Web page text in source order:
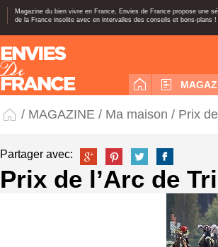
Magazine du bien vivre en France, Envies de France propose une
de la France insolite avec en intervalles des conseils et bons-plans !
/ MAGAZINE / Ma maison / Prix
Partager avec:
Prix de l’Arc de